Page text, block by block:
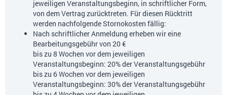
jeweiligen Veranstaltungsbeginn, in schriftlicher Form,
von dem Vertrag zurücktreten. Für diesen Rücktritt
werden nachfolgende Stornokosten fällig:
Nach schriftlicher Anmeldung erheben wir eine
Bearbeitungsgebühr von 20 €
bis zu 8 Wochen vor dem jeweiligen
Veranstaltungsbeginn: 20% der Veranstaltungsgebühr
bis zu 6 Wochen vor dem jeweiligen
Veranstaltungsbeginn: 30% der Veranstaltungsgebühr